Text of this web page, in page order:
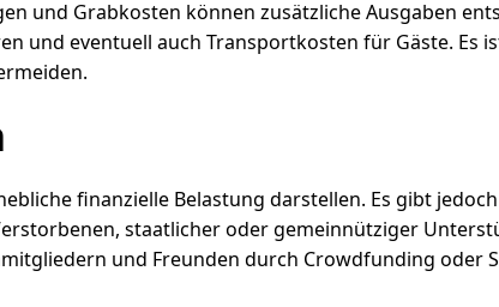
und Grabkosten können zusätzliche Ausgaben
und eventuell auch Transportkosten für Gäste. Es
finanzielle Belastung darstellen. Es gibt
staatlicher oder gemeinnütziger
und Freunden durch Crowdfunding oder